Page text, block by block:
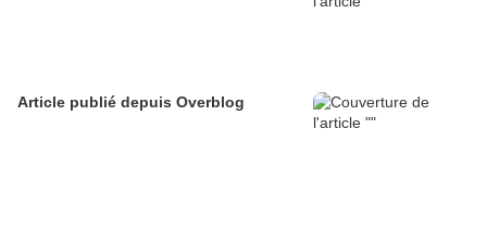
Article publié depuis Overblog